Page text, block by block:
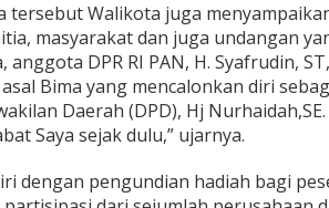
tersebut Walikota juga
masyarakat dan juga undangan
anggota DPR RI PAN, H. Syafrudin,
Bima yang mencalonkan diri
Daerah (DPD), Hj
Saya sejak dulu,” ujarnya.
dengan pengundian hadiah bagi